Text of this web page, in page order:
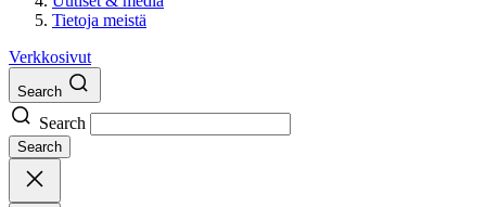
Tietoja meistä
Verkkosivut
Search
Search
Search